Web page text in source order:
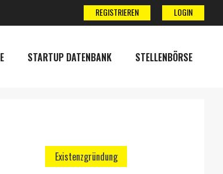
LOGIN
REGISTRIEREN
STARTUP DATENBANK STELLENBÖRSE
Existenzgründung